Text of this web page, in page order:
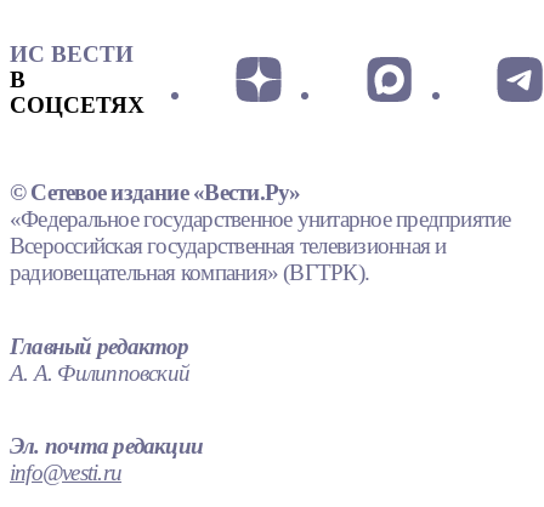
ИС ВЕСТИ
В
СОЦСЕТЯХ
© Сетевое издание «Вести.Ру»
«Федеральное государственное унитарное предприятие
Всероссийская государственная телевизионная и
радиовещательная компания» (ВГТРК).
Главный редактор
А. А. Филипповский
Эл. почта редакции
info@vesti.ru